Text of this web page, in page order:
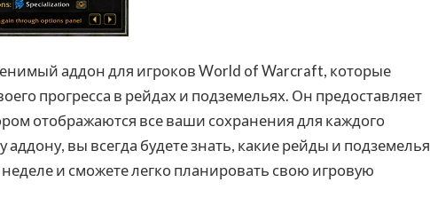
аддон для игроков World of Warcraft, которые
прогресса в рейдах и подземельях. Он предоставляет
отображаются все ваши сохранения для каждого
аддону, вы всегда будете знать, какие рейды и подземелья
и сможете легко планировать свою игровую